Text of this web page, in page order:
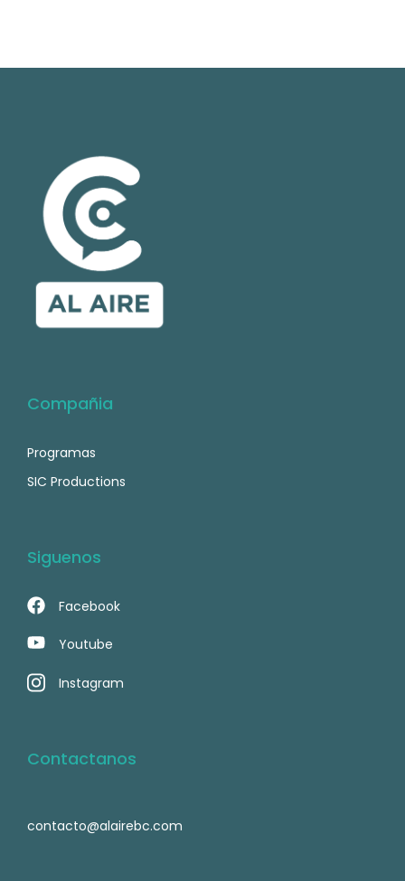
Compañia
Programas
SIC Productions
Siguenos
Facebook
Youtube
Instagram
Contactanos
contacto@alairebc.com